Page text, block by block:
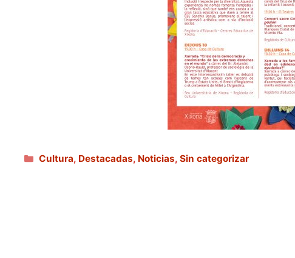
Categorías
Cultura, Destacadas, Noticias,Sin categorizar